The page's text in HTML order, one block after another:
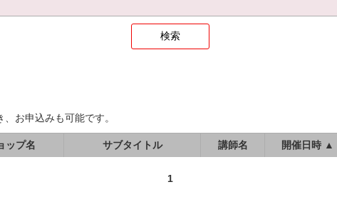
お申込みも可能です。
ップ名 サブタイトル 講師名 開催日時 ▲
1